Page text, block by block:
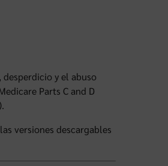
desperdicio y el abuso
Parts C and D
versiones descargables